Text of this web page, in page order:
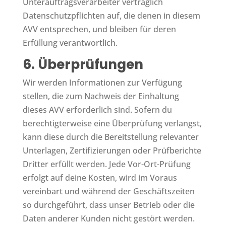
Datenschutzpflichten auf, die denen in diesem
AVV entsprechen, und bleiben für deren
Erfüllung verantwortlich.
6. Überprüfungen
Wir werden Informationen zur Verfügung
stellen, die zum Nachweis der Einhaltung
dieses AVV erforderlich sind. Sofern du
berechtigterweise eine Überprüfung verlangst,
kann diese durch die Bereitstellung relevanter
Unterlagen, Zertifizierungen oder Prüfberichte
Dritter erfüllt werden. Jede Vor-Ort-Prüfung
erfolgt auf deine Kosten, wird im Voraus
vereinbart und während der Geschäftszeiten
so durchgeführt, dass unser Betrieb oder die
Daten anderer Kunden nicht gestört werden.